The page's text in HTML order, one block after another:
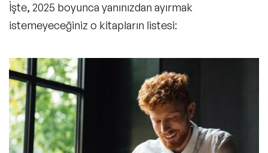
İşte, 2025 boyunca yanınızdan ayırmak
istemeyeceğiniz o kitapların listesi: